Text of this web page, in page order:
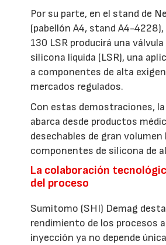
Por su parte, en el stand de
(pabellón A4, stand A4-
130 LSR producirá una
silicona líquida (LSR), una
a componentes de alta
mercados regulados.
Con estas demostraciones,
abarca desde productos
desechables de gran
componentes de silicona de
La colaboración
del proceso
Sumitomo (SHI) Demag
rendimiento de los procesos
inyección ya no depende